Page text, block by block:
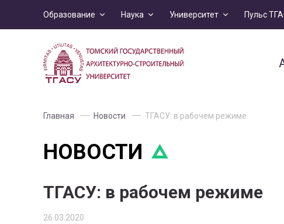
Образование Наука Университет Пульс
Главная Новости ТГАСУ: в рабочем режиме
НОВОСТИ
ТГАСУ: в рабочем режиме
26.03.2020